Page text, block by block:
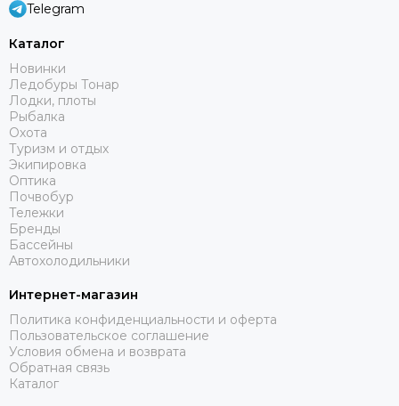
Telegram
Каталог
Новинки
Ледобуры Тонар
Лодки, плоты
Рыбалка
Охота
Туризм и отдых
Экипировка
Оптика
Почвобур
Тележки
Бренды
Бассейны
Автохолодильники
Интернет-магазин
Политика конфиденциальности и оферта
Пользовательское соглашение
Условия обмена и возврата
Обратная связь
Каталог